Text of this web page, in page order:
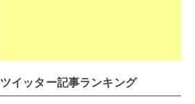
ツイッター記事ランキング